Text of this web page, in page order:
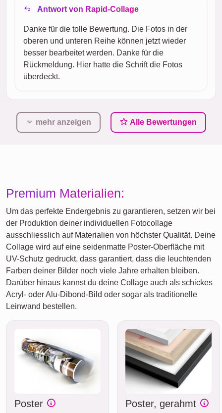
Antwort von Rapid-Collage
Danke für die tolle Bewertung. Die Fotos in der
oberen und unteren Reihe können jetzt wieder
besser bearbeitet werden. Danke für die
Rückmeldung. Hier hatte die Schrift die Fotos
überdeckt.
mehr anzeigen Alle Bewertungen
Premium Materialien:
Um das perfekte Endergebnis zu garantieren, setzen wir bei
der Produktion deiner individuellen Fotocollage
ausschliesslich auf Materialien von höchster Qualität. Deine
Collage wird auf eine seidenmatte Poster-Oberfläche mit
UV-Schutz gedruckt, dass garantiert, dass die leuchtenden
Farben deiner Bilder noch viele Jahre erhalten bleiben.
Darüber hinaus kannst du deine Collage auch als schickes
Acryl- oder Alu-Dibond-Bild oder sogar als traditionelle
Leinwand bestellen.
Poster Poster, gerahmt